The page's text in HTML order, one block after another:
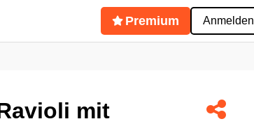
Premium Anmelden
mit